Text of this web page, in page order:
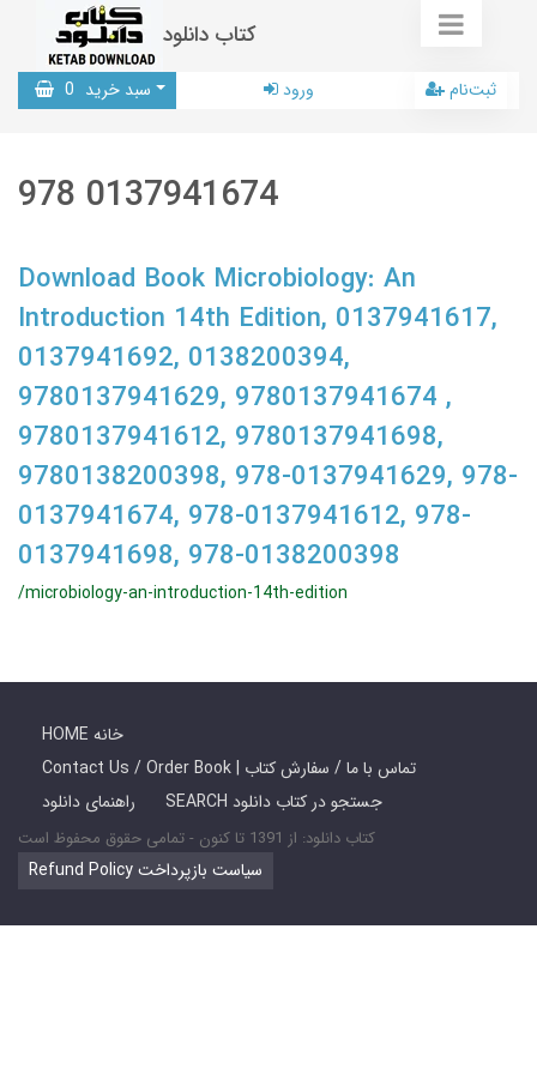
کتاب دانلود
سبد خرید 0 ورود ثبت‌نام
978 0137941674
Download Book Microbiology: An
Introduction 14th Edition, 0137941617,
0137941692, 0138200394,
9780137941629, 9780137941674 ,
9780137941612, 9780137941698,
9780138200398, 978-0137941629, 978-
0137941674, 978-0137941612, 978-
0137941698, 978-0138200398
/microbiology-an-introduction-14th-edition
HOME خانه
Contact Us / Order Book | تماس با ما / سفارش کتاب
راهنمای دانلود
SEARCH جستجو در کتاب دانلود
کتاب دانلود: از 1391 تا کنون - تمامی حقوق محفوظ است
Refund Policy سیاست بازپرداخت